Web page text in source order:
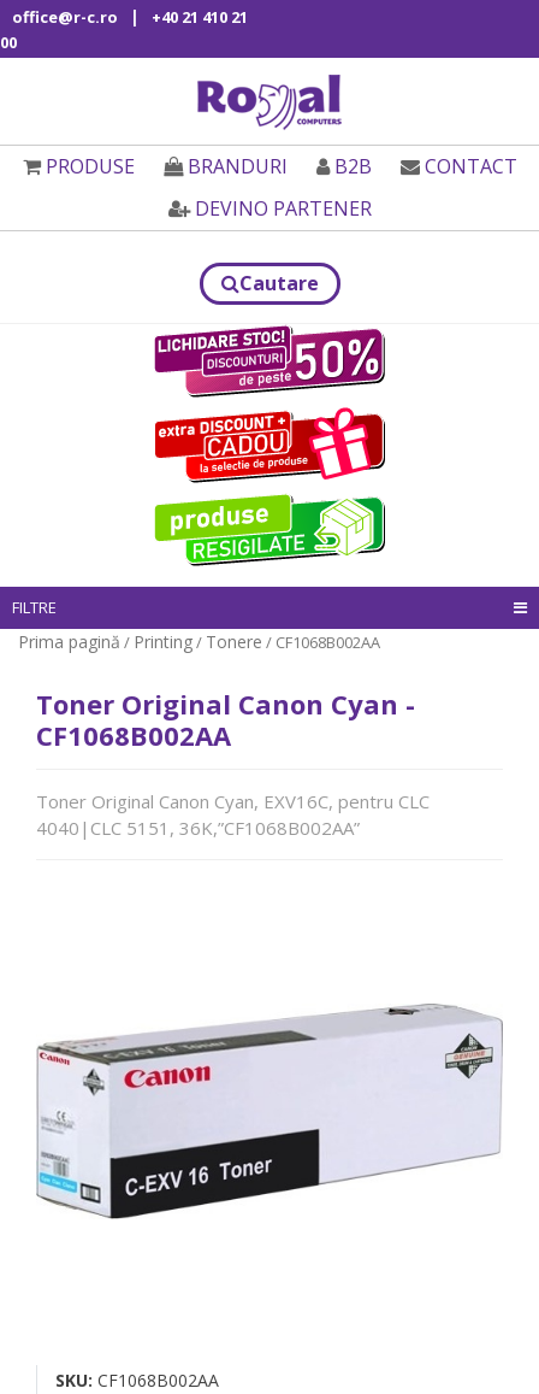
office@r-c.ro |
+40 21 410 21
00
PRODUSE BRANDURI B2B
CONTACT
DEVINO PARTENER
Cautare
FILTRE
Prima pagină / Printing/ Tonere / CF1068B002AA
Toner Original Canon Cyan -
CF1068B002AA
Toner Original Canon Cyan, EXV16C, pentru CLC
4040|CLC 5151, 36K,”CF1068B002AA”
SKU: CF1068B002AA